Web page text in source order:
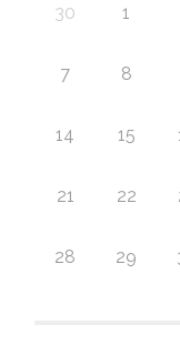
30 1
7 8
14 15
21 22
28 29